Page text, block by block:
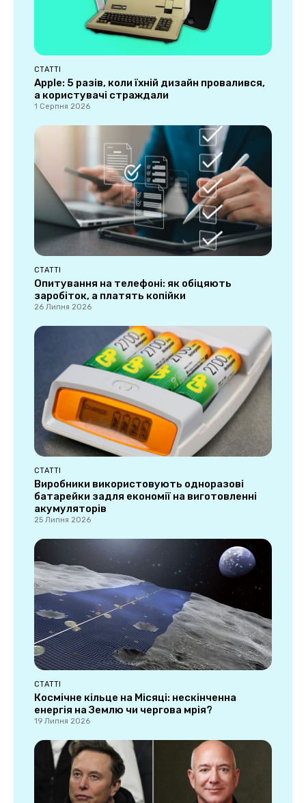
СТАТТІ
Apple: 5 разів, коли їхній дизайн провалився,
а користувачі страждали
1 Серпня 2026
СТАТТІ
Опитування на телефоні: як обіцяють
заробіток, а платять копійки
26 Липня 2026
СТАТТІ
Виробники використовують одноразові
батарейки задля економії на виготовленні
акумуляторів
25 Липня 2026
СТАТТІ
Космічне кільце на Місяці: нескінченна
енергія на Землю чи чергова мрія?
19 Липня 2026